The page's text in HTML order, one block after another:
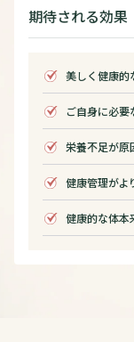
期待される効果
美しく健康的
ご自身に必要
栄養不足が原
健康管理がよ
健康的な体本